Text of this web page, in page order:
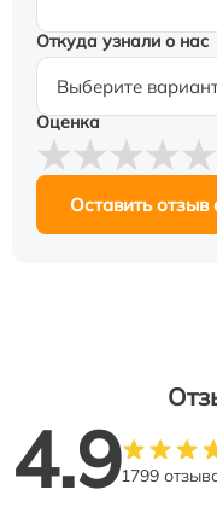
Откуда узнали о нас
Оценка
Оставить отзыв
4.91799